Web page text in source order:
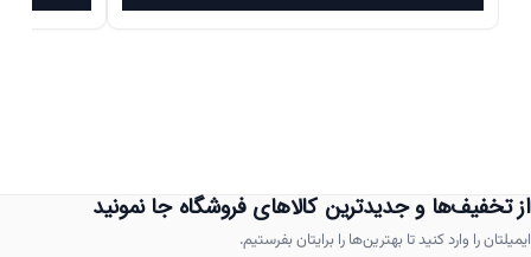
بود.
است.
محصول
باشد.
از تخفیف‌ها و جدیدترین کالاهای فروشگاه جا نمونید
ایمیلتان را وارد کنید تا بهترین‌ها را برایتان بفرستیم.